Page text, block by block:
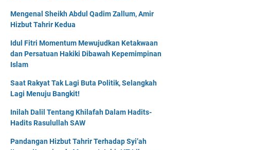
Mengenal Sheikh Abdul Qadim Zallum, Amir
Hizbut Tahrir Kedua
Idul Fitri Momentum Mewujudkan Ketakwaan
dan Persatuan Hakiki Dibawah Kepemimpinan
Islam
Saat Rakyat Tak Lagi Buta Politik, Selangkah
Lagi Menuju Bangkit!
Inilah Dalil Tentang Khilafah Dalam Hadits-
Hadits Rasulullah SAW
Pandangan Hizbut Tahrir Terhadap Syi’ah